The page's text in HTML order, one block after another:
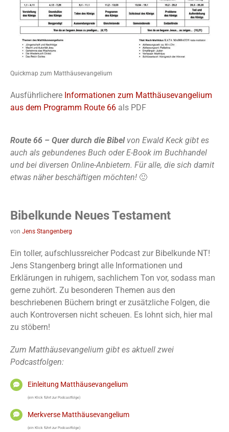
Quickmap zum Matthäusevangelium
Ausführlichere Informationen zum Matthäusevangelium
aus dem Programm Route 66 als PDF
Route 66 – Quer durch die Bibel von Ewald Keck gibt es
auch als gebundenes Buch oder E-Book im Buchhandel
und bei diversen Online-Anbietern. Für alle, die sich damit
etwas näher beschäftigen möchten! 🙂
Bibelkunde Neues Testament
von Jens Stangenberg
Ein toller, aufschlussreicher Podcast zur Bibelkunde NT!
Jens Stangenberg bringt alle Informationen und
Erklärungen in ruhigem, sachlichem Ton vor, sodass man
gerne zuhört. Zu besonderen Themen aus den
beschriebenen Büchern bringt er zusätzliche Folgen, die
auch Kontroversen nicht scheuen. Es lohnt sich, hier mal
zu stöbern!
Zum Matthäusevangelium gibt es aktuell zwei
Podcastfolgen:
Einleitung Matthäusevangelium
(ein Klick führt zur Podcastfolge)
Merkverse Matthäusevangelium
(ein Klick führt zur Podcastfolge)